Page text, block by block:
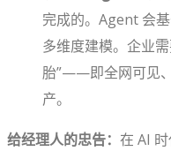
完成的。Agent 会
多维度建模。企业
胎”——即全网可见
产。
给经理人的忠告： 在 AI